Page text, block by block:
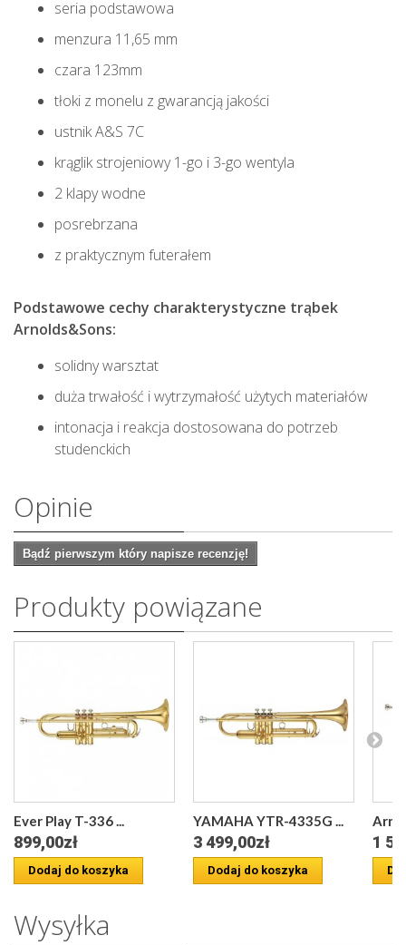
seria podstawowa
menzura 11,65 mm
czara 123mm
tłoki z monelu z gwarancją jakości
ustnik A&S 7C
krąglik strojeniowy 1-go i 3-go wentyla
2 klapy wodne
posrebrzana
z praktycznym futerałem
Podstawowe cechy charakterystyczne trąbek
Arnolds&Sons:
solidny warsztat
duża trwałość i wytrzymałość użytych materiałów
intonacja i reakcja dostosowana do potrzeb
studenckich
Opinie
Bądź pierwszym który napisze recenzję!
Produkty powiązane
Ever Play T-336 ...
899,00zł
Dodaj do koszyka
YAMAHA YTR-4335G ...
3 499,00zł
Dodaj do koszyka
1
Wysyłka